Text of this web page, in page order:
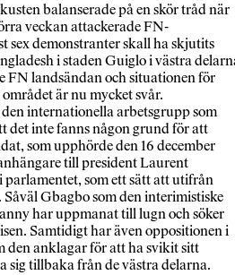
balanserade på en skör tråd när
veckan attackerade FN-
sex demonstranter skall ha skjutits
i staden Guiglo i västra
FN landsändan och situationen för
är nu mycket svår.
internationella arbetsgrupp som
det inte fanns någon grund för att
som upphörde den 16 december
till president Laurent
parlamentet, som ett sätt att utifrån
Gbagbo som den interimistiske
har uppmanat till lugn och söker
Samtidigt har även oppositionen i
den anklagar för att ha svikit sitt
sig tillbaka från de västra delarna.